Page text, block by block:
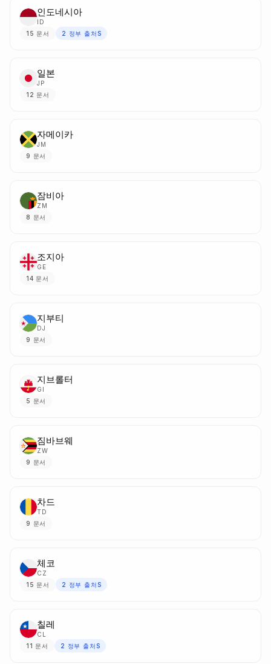
인도네시아
ID
15 문서 2 정부 출처S
일본
JP
12 문서
자메이카
JM
9 문서
잠비아
ZM
8 문서
조지아
GE
14 문서
지부티
DJ
9 문서
지브롤터
GI
5 문서
짐바브웨
ZW
9 문서
차드
TD
9 문서
체코
CZ
15 문서 2 정부 출처S
칠레
CL
11 문서 2 정부 출처S